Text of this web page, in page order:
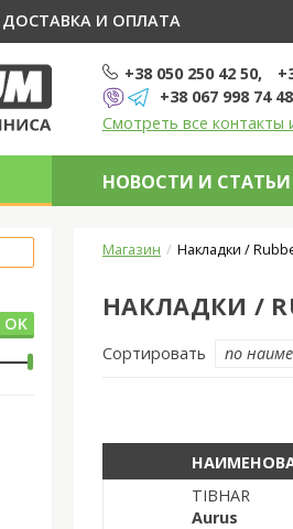
ДОСТАВКА И ОПЛАТА
+38 050 250 42 50
+38 067 998 74 48
Смотреть все
НОВОСТИ И СТАТЬИ
Магазин Накладки /
НАКЛАДКИ /
Сортировать
TIBHAR
Aurus